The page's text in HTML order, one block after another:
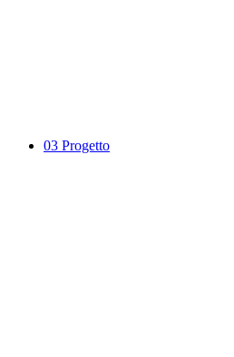
03 Progetto